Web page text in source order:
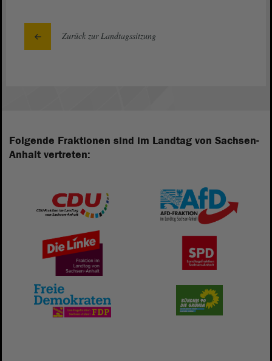
Zurück zur Landtagssitzung
Folgende Fraktionen sind im Landtag von Sachsen-
Anhalt vertreten: